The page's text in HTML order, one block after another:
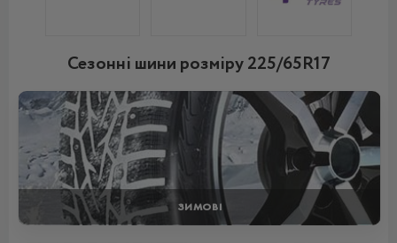
Сезонні шини розміру 225/65R17
ЗИМОВІ